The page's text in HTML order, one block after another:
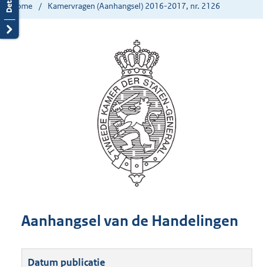
Home Kamervragen (Aanhangsel) 2016-2017, nr. 2126
Aanhangsel van de Handelingen